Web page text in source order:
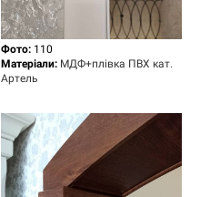
Фото: 110
Матеріали: МДФ+плівка ПВХ кат.
Артель